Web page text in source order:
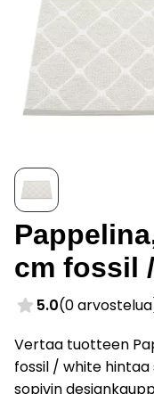
cm fossil
5.0(0
Vertaa tuotteen
fossil / white
sopivin